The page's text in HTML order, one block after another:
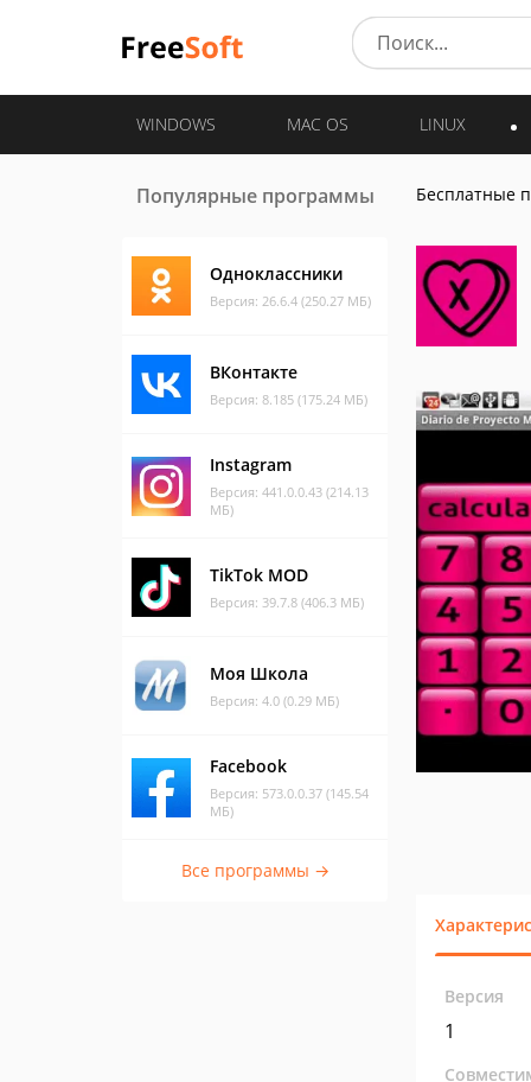
WINDOWS MAC OS LINUX
Популярные программы
Одноклассники
Версия: 26.6.4 (250.27 МБ)
ВКонтакте
Версия: 8.185 (175.24 МБ)
Instagram
Версия: 441.0.0.43 (214.13
МБ)
TikTok MOD
Версия: 39.7.8 (406.3 МБ)
Моя Школа
Версия: 4.0 (0.29 МБ)
Facebook
Версия: 573.0.0.37 (145.54
МБ)
Все программы →
Бесплатные
Версия
1